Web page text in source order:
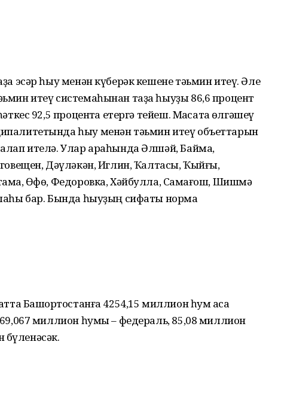
эсәр һыу менән күберәк кешене тәьмин итеү. Әле
итеү системаһынан таҙа һыуҙы 86,6 процент
92,5 процентҡа етергә тейеш. Маҡсатҡа өлгәшеү
һыу менән тәьмин итеү объеттарын
ителә. Улар араһында Әлшәй, Баймаҡ,
Дәүләкән, Иглин, Ҡалтасы, Ҡыйғы,
Өфө, Федоровка, Хәйбулла, Саҡмағош, Шишмә
бар. Бында һыуҙың сифаты норма
Башҡортостанға 4254,15 миллион һум аҡса
миллион һумы – федераль, 85,08 миллион